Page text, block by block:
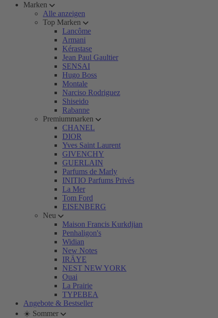
Marken
Alle anzeigen
Top Marken
Lancôme
Armani
Kérastase
Jean Paul Gaultier
SENSAI
Hugo Boss
Montale
Narciso Rodriguez
Shiseido
Rabanne
Premiummarken
CHANEL
DIOR
Yves Saint Laurent
GIVENCHY
GUERLAIN
Parfums de Marly
INITIO Parfums Privés
La Mer
Tom Ford
EISENBERG
Neu
Maison Francis Kurkdjian
Penhaligon's
Widian
New Notes
IRÄYE
NEST NEW YORK
Ouai
La Prairie
TYPEBEA
Angebote & Bestseller
☀️ Sommer